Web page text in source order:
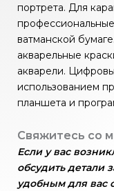
портрета. Для
ватманской
акварельные
акварели.
использованием
планшета и
Свяжитесь со
Если у вас
обсудить детали
удобным для вас